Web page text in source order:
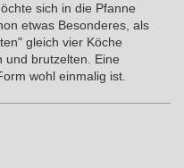
sich in die Pfanne
etwas Besonderes, als
gleich vier Köche
und brutzelten. Eine
wohl einmalig ist.